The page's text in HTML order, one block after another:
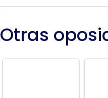
Otras